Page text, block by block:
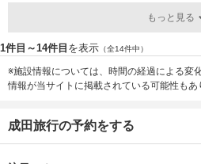
もっと見る
1件目～14件目 を表示 （全14件中）
※施設情報については、時間の経過による変
情報が当サイトに掲載されている可能性もあ
成田旅行の予約をする